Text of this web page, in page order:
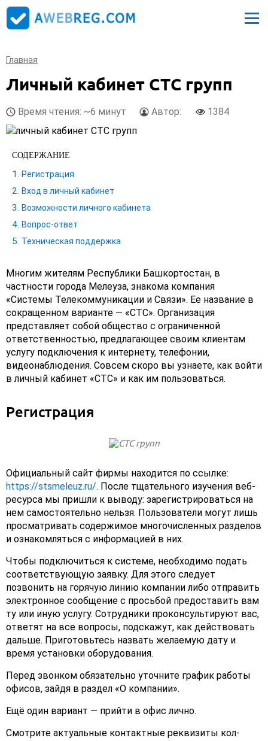
Главная
Личный кабинет СТС групп
Время чтения: ~6 минут Автор: 1384
СОДЕРЖАНИЕ
Регистрация
Вход в личный кабинет
Возможности личного кабинета
Вопрос-ответ
Техническая поддержка
Многим жителям Республики Башкортостан, в
частности города Мелеуза, знакома компания
«Системы Телекоммуникации и Связи». Ее название в
сокращенном варианте — «СТС». Организация
представляет собой общество с ограниченной
ответственностью, предлагающее своим клиентам
услугу подключения к интернету, телефонии,
видеонаблюдения. Совсем скоро вы узнаете, как войти
в личный кабинет «СТС» и как им пользоваться.
Регистрация
Официальный сайт фирмы находится по ссылке:
https://stsmeleuz.ru/. После тщательного изучения веб-
ресурса мы пришли к выводу: зарегистрироваться на
нем самостоятельно нельзя. Пользователи могут лишь
просматривать содержимое многочисленных разделов
и ознакомляться с информацией в них.
Чтобы подключиться к системе, необходимо подать
соответствующую заявку. Для этого следует
позвонить на горячую линию компании либо отправить
электронное сообщение с просьбой предоставить вам
ту или иную услугу. Сотрудники проконсультируют вас,
ответят на все вопросы, подскажут, как действовать
дальше. Приготовьтесь назвать желаемую дату и
время установки оборудования.
Перед звонком обязательно уточните график работы
офисов, зайдя в раздел «О компании».
Ещё один вариант — прийти в офис лично.
Смотрите актуальные контактные реквизиты кол-